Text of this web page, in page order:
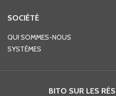
SOCIÉTÉ
QUI SOMMES-NOUS
SYSTÈMES
BITO SUR LES